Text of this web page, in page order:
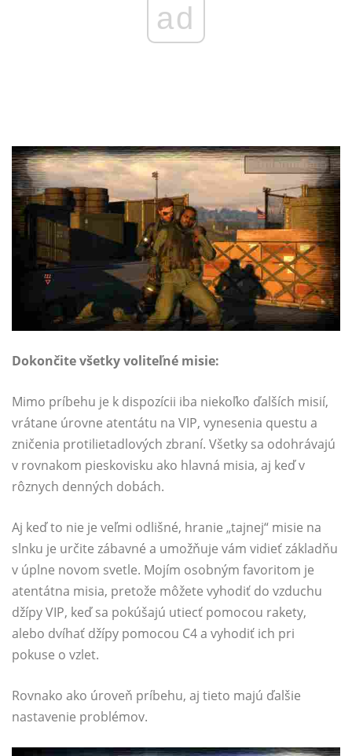
ad
Dokončite všetky voliteľné misie:
Mimo príbehu je k dispozícii iba niekoľko ďalších misií,
vrátane úrovne atentátu na VIP, vynesenia questu a
zničenia protilietadlových zbraní. Všetky sa odohrávajú
v rovnakom pieskovisku ako hlavná misia, aj keď v
rôznych denných dobách.
Aj keď to nie je veľmi odlišné, hranie „tajnej“ misie na
slnku je určite zábavné a umožňuje vám vidieť základňu
v úplne novom svetle. Mojím osobným favoritom je
atentátna misia, pretože môžete vyhodiť do vzduchu
džípy VIP, keď sa pokúšajú utiecť pomocou rakety,
alebo dvíhať džípy pomocou C4 a vyhodiť ich pri
pokuse o vzlet.
Rovnako ako úroveň príbehu, aj tieto majú ďalšie
nastavenie problémov.